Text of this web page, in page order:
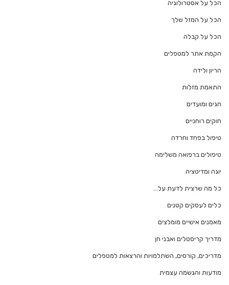
הכל על אסטרולוגיה
הכל על המזל שלך
הכל על קבלה
הקמת אתר למטפלים
הריון ולידה
התאמת מזלות
חגים ומועדים
חוקים רוחניים
טיפול בפחד וחרדה
טיפולים ברפואה משלימה
יוגה ומדיטציה
כל מה שרצית לדעת על…
כלים לעסקים קטנים
מאמנים אישיים מומלצים
מדריך קריסטלים ואבני חן
מדריכים, קורסים, השתלמויות והרצאות למטפלים
מודעות והגשמה עצמית